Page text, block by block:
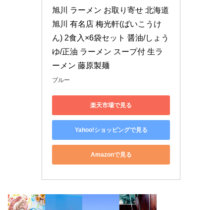
旭川 ラーメン お取り寄せ 北海道
旭川 有名店 梅光軒(ばいこうけ
ん) 2食入×6袋セット 醤油/しょう
ゆ/正油 ラーメン スープ付 生ラ
ーメン 藤原製麺
ブルー
楽天市場で見る
Yahoo!ショッピングで見る
Amazonで見る